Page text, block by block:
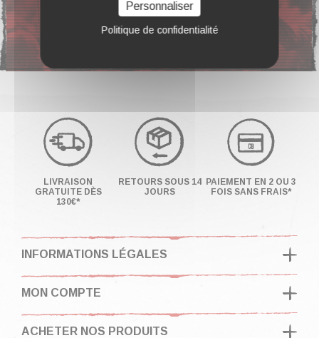
F.A.Q
LIVRAISON
GRATUITE DÈS
130€*
RETOURS SOUS 14
JOURS
PAIEMENT EN 2 OU 3
FOIS SANS FRAIS*
INFORMATIONS LÉGALES
MON COMPTE
ACHETER NOS PRODUITS
Personnaliser
Politique de confidentialité